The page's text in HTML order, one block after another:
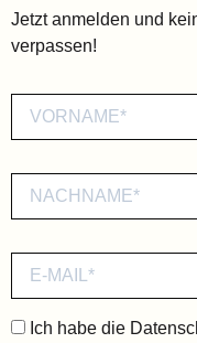
Jetzt anmelden und
verpassen!
Ich habe die